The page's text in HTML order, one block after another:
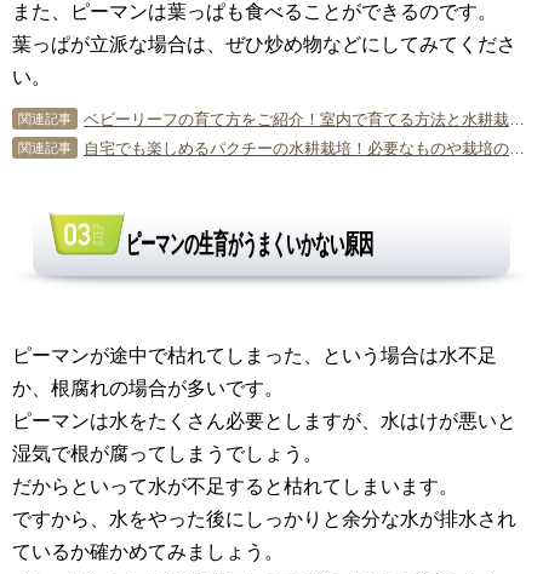
また、ピーマンは葉っぱも食べることができるのです。
葉っぱが立派な場合は、ぜひ炒め物などにしてみてくださ
い。
関連記事
関連記事
ピーマンの生育がうまくいかない原因
ピーマンが途中で枯れてしまった、という場合は水不足
か、根腐れの場合が多いです。
ピーマンは水をたくさん必要としますが、水はけが悪いと
湿気で根が腐ってしまうでしょう。
だからといって水が不足すると枯れてしまいます。
ですから、水をやった後にしっかりと余分な水が排水され
ているか確かめてみましょう。